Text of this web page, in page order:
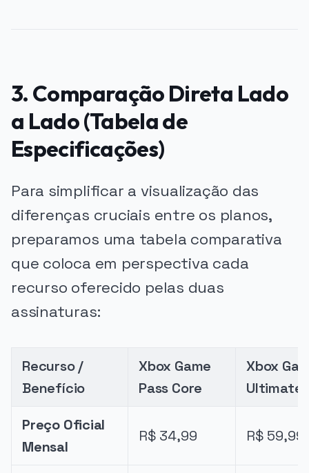
3. Comparação Direta Lado
a Lado (Tabela de
Especificações)
Para simplificar a visualização das
diferenças cruciais entre os planos,
preparamos uma tabela comparativa
que coloca em perspectiva cada
recurso oferecido pelas duas
assinaturas:
Recurso /
Benefício
Xbox Game
Pass Core
Xbox
Ultimate
Preço Oficial
Mensal
R$ 34,99 R$ 59,99